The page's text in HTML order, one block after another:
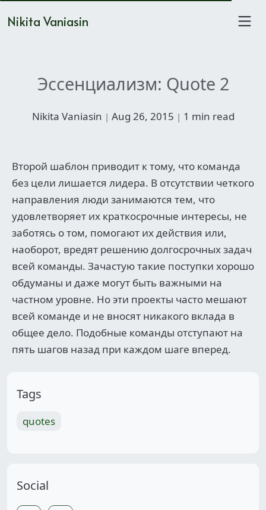
Nikita Vaniasin
Эссенциализм: Quote 2
Nikita Vaniasin | Aug 26, 2015 | 1 min read
Второй шаблон приводит к тому, что команда
без цели лишается лидера. В отсутствии четкого
направления люди занимаются тем, что
удовлетворяет их краткосрочные интересы, не
заботясь о том, помогают их действия или,
наоборот, вредят решению долгосрочных задач
всей команды. Зачастую такие поступки хорошо
обдуманы и даже могут быть важными на
частном уровне. Но эти проекты часто мешают
всей команде и не вносят никакого вклада в
общее дело. Подобные команды отступают на
пять шагов назад при каждом шаге вперед.
Tags
quotes
Social